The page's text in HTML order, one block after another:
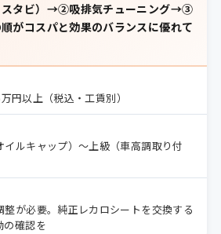
スタビ）→②吸排気チューニング→③
がコスパと効果のバランスに優れて
円以上（税込・工賃別）
イルキャップ）〜上級（車高調取り付
が必要。純正レカロシートを交換する
の確認を